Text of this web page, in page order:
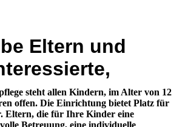
Eltern und
steht allen Kindern, im Alter von 12
offen. Die Einrichtung bietet Platz für
Eltern, die für Ihre Kinder eine
Betreuung, eine individuelle